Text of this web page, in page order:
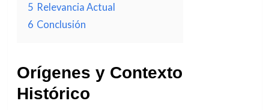
5 Relevancia Actual
6 Conclusión
Orígenes y Contexto
Histórico